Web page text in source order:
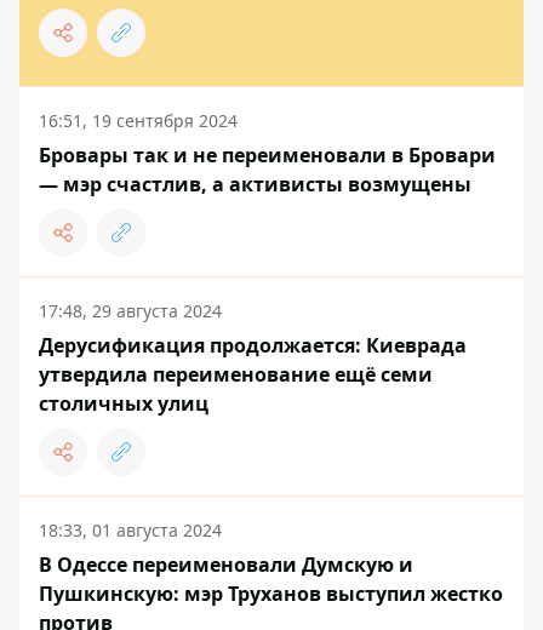
16:51, 19 сентября 2024
Бровары так и не переименовали в Бровари
— мэр счастлив, а активисты возмущены
17:48, 29 августа 2024
Дерусификация продолжается: Киеврада
утвердила переименование ещё семи
столичных улиц
18:33, 01 августа 2024
В Одессе переименовали Думскую и
Пушкинскую: мэр Труханов выступил жестко
против